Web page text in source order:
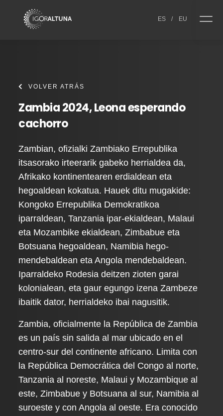
ES / EU
VOLVER ATRÁS
Zambia 2024, Leona esperando
cachorro
Zambian, ofizialki Zambiako Errepublika
itsasorako irteerarik gabeko herrialdea da,
Afrikako kontinentearen erdialdean eta
hegoaldean kokatua. Hauek ditu mugakide:
Kongoko Errepublika Demokratikoa
iparraldean, Tanzania ipar-ekialdean, Malaui
eta Mozambike ekialdean, Zimbabue eta
Botsuana hegoaldean, Namibia hego-
mendebaldean eta Angola mendebaldean.
Iparraldeko Rodesia deitzen zioten garai
kolonialean, eta gaur egungo izena Zambeze
ibaitik dator, herrialdeko ibai nagusitik.
Zambia, oficialmente la República de Zambia
es un país sin salida al mar ubicado en el
centro-sur del continente africano. Limita con
la República Democrática del Congo al norte,
Tanzania al noreste, Malaui y Mozambique al
este, Zimbabue y Botsuana al sur, Namibia al
suroeste y con Angola al oeste. Era conocido